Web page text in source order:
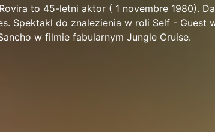
to 45-letni aktor ( 1 novembre 1980).
Spektakl do znalezienia w roli Self - Guest
w filmie fabularnym Jungle Cruise.